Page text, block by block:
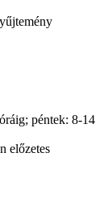
péntek: 8-14
előzetes